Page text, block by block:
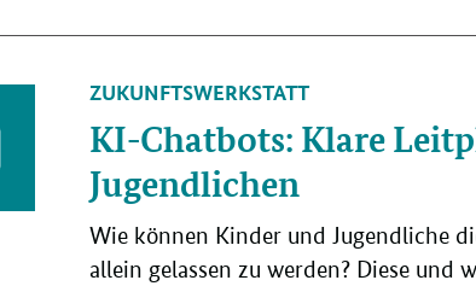
ZUKUNFTSWERKSTATT
KI-Chatbots: Klare
Jugendlichen
Wie können Kinder und Jugendliche
allein gelassen zu werden? Diese und